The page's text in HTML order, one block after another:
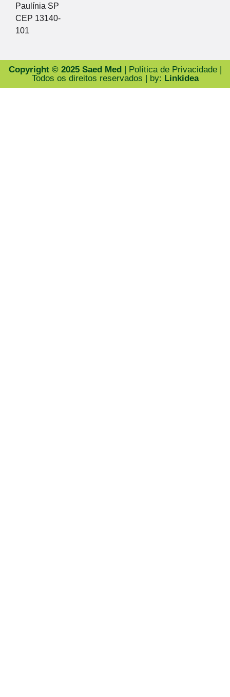
Paulínia SP
CEP 13140-
101
Copyright © 2025 Saed Med| Política de Privacidade |
Todos os direitos reservados | by: Linkidea